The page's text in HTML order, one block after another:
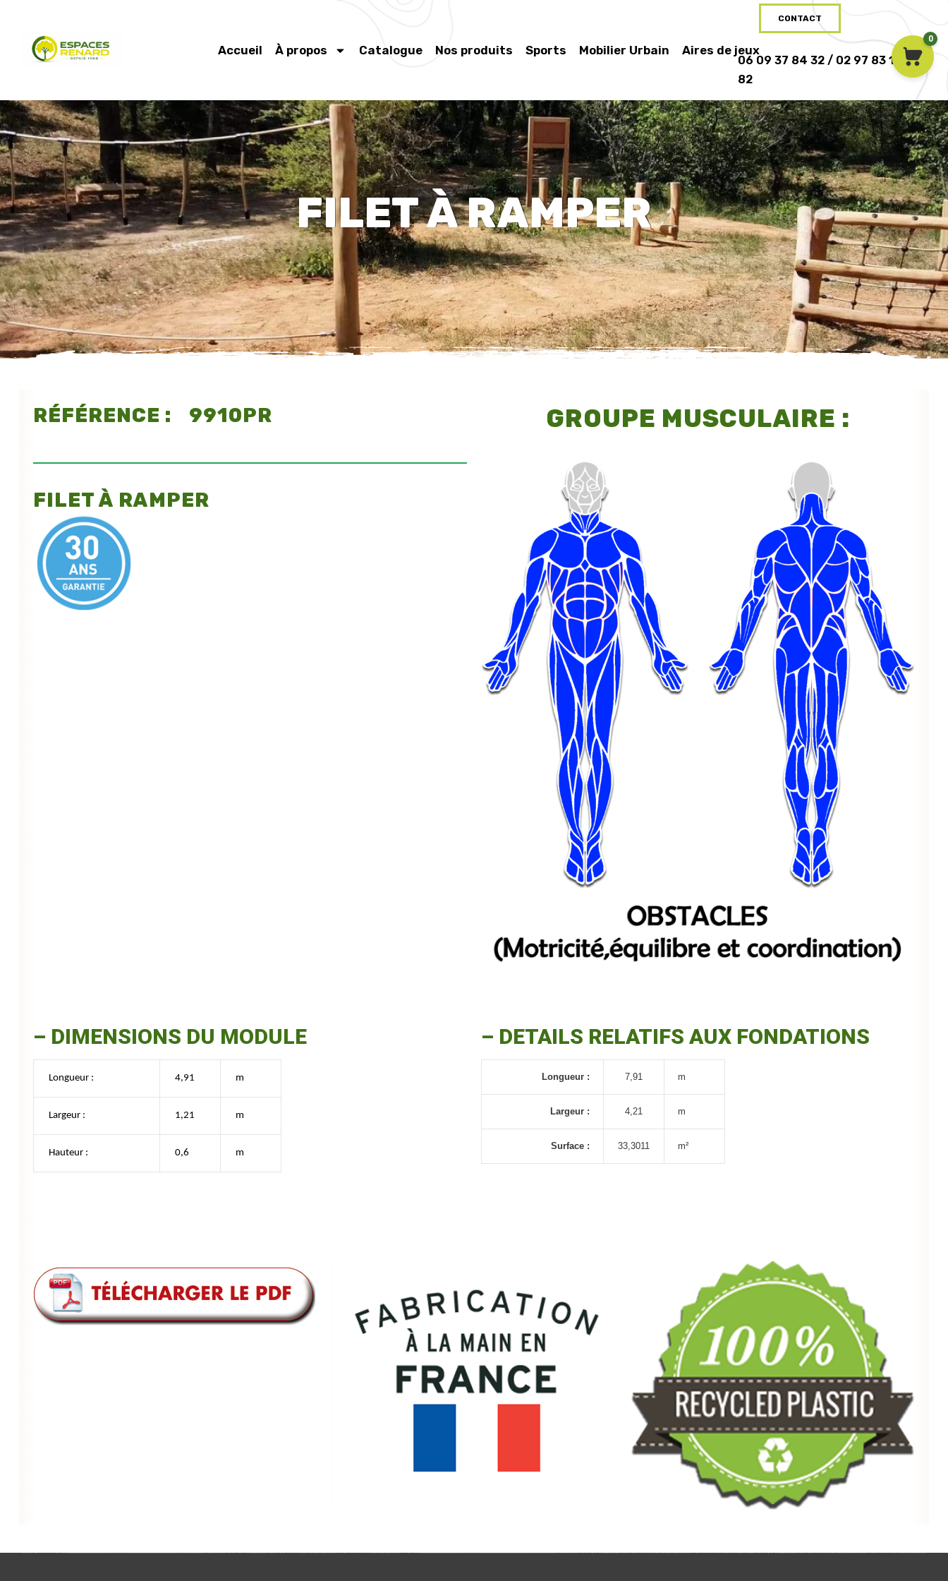
Accueil À propos Catalogue Nos produits Sports Mobilier Urbain Aires de jeux
CONTACT
06 09 37 84 32 / 02 97 83 16
82
FILET À RAMPER
RÉFÉRENCE : 9910PR
FILET À RAMPER
GROUPE MUSCULAIRE :
– DIMENSIONS DU MODULE
Longueur : 4,91 m
Largeur : 1,21 m
Hauteur : 0,6 m
– DETAILS RELATIFS AUX FONDATIONS
Longueur : 7,91 m
Largeur : 4,21 m
Surface : 33,3011 m²
0